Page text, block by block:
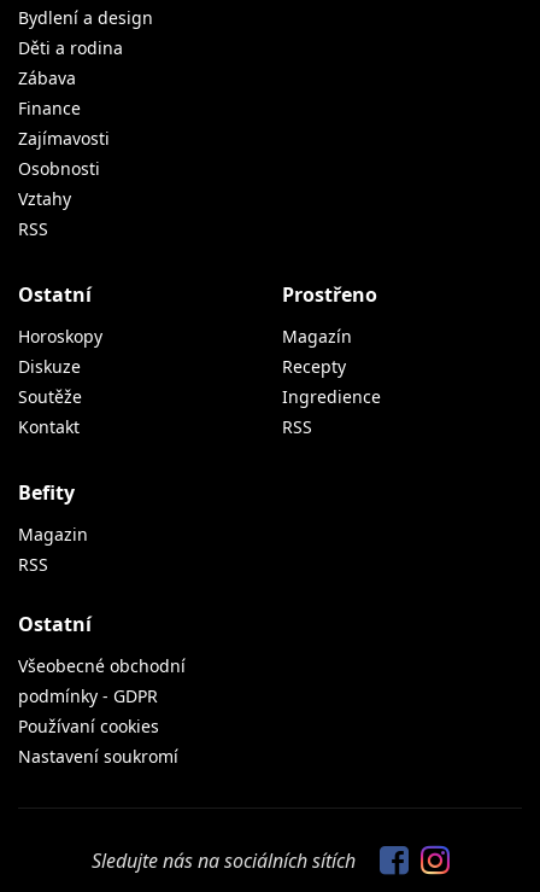
Bydlení a design
Děti a rodina
Zábava
Finance
Zajímavosti
Osobnosti
Vztahy
RSS
Ostatní
Horoskopy
Diskuze
Soutěže
Kontakt
Prostřeno
Magazín
Recepty
Ingredience
RSS
Befity
Magazin
RSS
Ostatní
Všeobecné obchodní
podmínky - GDPR
Používaní cookies
Nastavení soukromí
Sledujte nás na sociálních sítích